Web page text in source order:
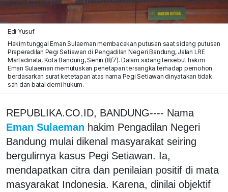
Edi Yusuf
Hakim tunggal Eman Sulaeman membacakan putusan saat sidang putusan
Praperadilan Pegi Setiawan di Pengadilan Negeri Bandung, Jalan LRE
Martadinata, Kota Bandung, Senin (8/7). Dalam sidang tersebut hakim
Eman Sulaeman memutuskan penetapan tersangka terhadap pemohon
berdasarkan surat ketetapan atas nama Pegi Setiawan dinyatakan tidak
sah dan batal demi hukum.
REPUBLIKA.CO.ID, BANDUNG---- Nama
Eman Sulaeman hakim Pengadilan Negeri
Bandung mulai dikenal masyarakat seiring
bergulirnya kasus Pegi Setiawan. Ia,
mendapatkan citra dan penilaian positif di mata
masyarakat Indonesia. Karena, dinilai objektif